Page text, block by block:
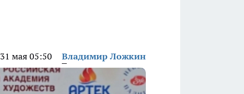
31 мая 05:50 Владимир Ложкин